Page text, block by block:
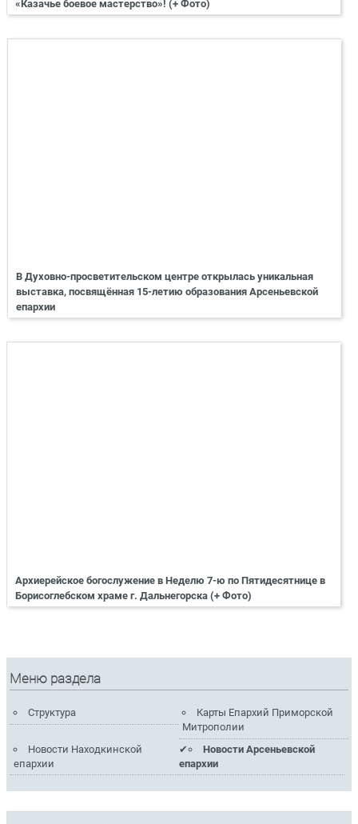
«Казачье боевое мастерство»! (+ Фото)
В Духовно-просветительском центре открылась уникальная
выставка, посвящённая 15-летию образования Арсеньевской
епархии
Архиерейское богослужение в Неделю 7-ю по Пятидесятнице в
Борисоглебском храме г. Дальнегорска (+ Фото)
Меню раздела
Структура
Карты Епархий Приморской
Митрополии
Новости Находкинской
епархии
Новости Арсеньевской
епархии